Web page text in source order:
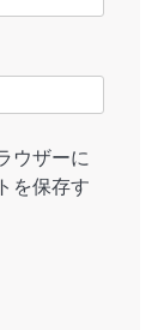
ウザーに
を保存す